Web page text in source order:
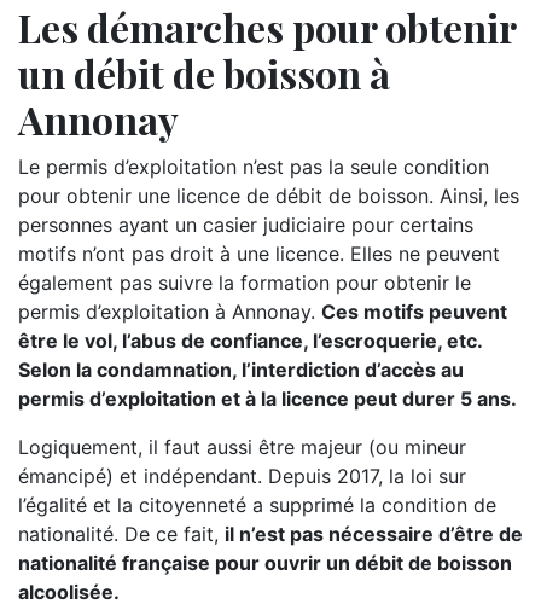
Les démarches pour obtenir
un débit de boisson à
Annonay
Le permis d’exploitation n’est pas la seule condition
pour obtenir une licence de débit de boisson. Ainsi, les
personnes ayant un casier judiciaire pour certains
motifs n’ont pas droit à une licence. Elles ne peuvent
également pas suivre la formation pour obtenir le
permis d’exploitation à Annonay. Ces motifs peuvent
être le vol, l’abus de confiance, l’escroquerie, etc.
Selon la condamnation, l’interdiction d’accès au
permis d’exploitation et à la licence peut durer 5 ans.
Logiquement, il faut aussi être majeur (ou mineur
émancipé) et indépendant. Depuis 2017, la loi sur
l’égalité et la citoyenneté a supprimé la condition de
nationalité. De ce fait, il n’est pas nécessaire d’être de
nationalité française pour ouvrir un débit de boisson
alcoolisée.